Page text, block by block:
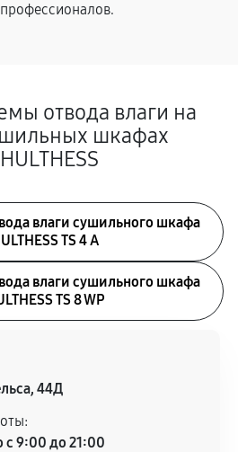
отводa влаги на
шкафах
влаги сушильного шкафа
TS 4 A
влаги сушильного шкафа
TS 8 WP
44Д
с 9:00 до 21:00